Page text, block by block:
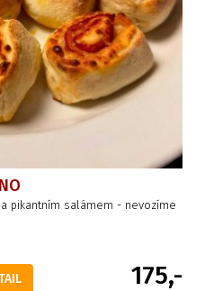
pikantním salámem - nevozíme
175,-